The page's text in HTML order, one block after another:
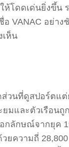
ห้โดดเด่นยิ่งขึ้น
VANAC อย่า
เห็น
ส่วนที่ดูสปอร์ตแ
มและตัวเรือน
กลักษณ์จากยุค
ยความถี่